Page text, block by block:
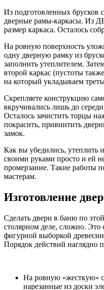
Из подготовленных брусков
дверные рамы-каркасы. Из
размер каркаса. Осталось
На ровную поверхность
одну дверную рамку из
заполнить утеплителем.
второй каркас (пустоты
на который укладываем
Скрепляете конструкцию
вкручивались лишь до
Осталось зачистить торцы
покрасить, привинтить
замок.
Как вы убедились, утеплить
своими руками просто и ей
промерзание. Такие работы
мастерам.
Изготовление
Сделать двери в баню по
столярном деле, сложно. Это
фигурной выборкой
Порядок действий наглядно
На ровную «жесткую»
нарезанные из доски